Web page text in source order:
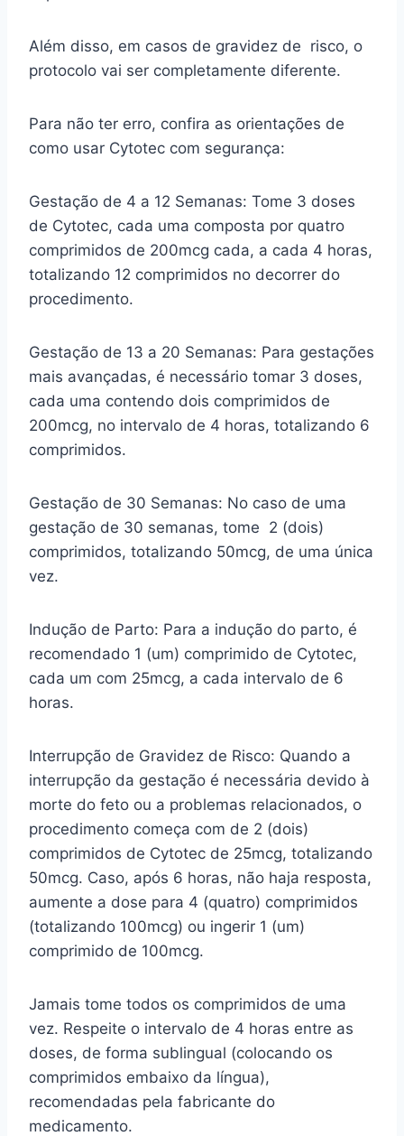
Além disso, em casos de gravidez de risco, o
protocolo vai ser completamente diferente.
Para não ter erro, confira as orientações de
como usar Cytotec com segurança:
Gestação de 4 a 12 Semanas: Tome 3 doses
de Cytotec, cada uma composta por quatro
comprimidos de 200mcg cada, a cada 4 horas,
totalizando 12 comprimidos no decorrer do
procedimento.
Gestação de 13 a 20 Semanas: Para gestações
mais avançadas, é necessário tomar 3 doses,
cada uma contendo dois comprimidos de
200mcg, no intervalo de 4 horas, totalizando 6
comprimidos.
Gestação de 30 Semanas: No caso de uma
gestação de 30 semanas, tome 2 (dois)
comprimidos, totalizando 50mcg, de uma única
vez.
Indução de Parto: Para a indução do parto, é
recomendado 1 (um) comprimido de Cytotec,
cada um com 25mcg, a cada intervalo de 6
horas.
Interrupção de Gravidez de Risco: Quando a
interrupção da gestação é necessária devido à
morte do feto ou a problemas relacionados, o
procedimento começa com de 2 (dois)
comprimidos de Cytotec de 25mcg, totalizando
50mcg. Caso, após 6 horas, não haja resposta,
aumente a dose para 4 (quatro) comprimidos
(totalizando 100mcg) ou ingerir 1 (um)
comprimido de 100mcg.
Jamais tome todos os comprimidos de uma
vez. Respeite o intervalo de 4 horas entre as
doses, de forma sublingual (colocando os
comprimidos embaixo da língua),
recomendadas pela fabricante do
medicamento.